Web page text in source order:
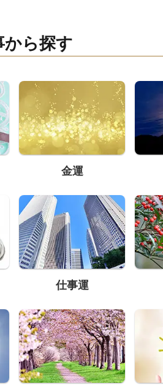
ら探す
金運
仕事運